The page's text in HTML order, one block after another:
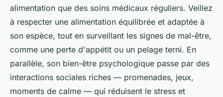
alimentation que des soins médicaux réguliers. Veillez
à respecter une alimentation équilibrée et adaptée à
son espèce, tout en surveillant les signes de mal-être,
comme une perte d'appétit ou un pelage terni. En
parallèle, son bien-être psychologique passe par des
interactions sociales riches — promenades, jeux,
moments de calme — qui réduisent le stress et